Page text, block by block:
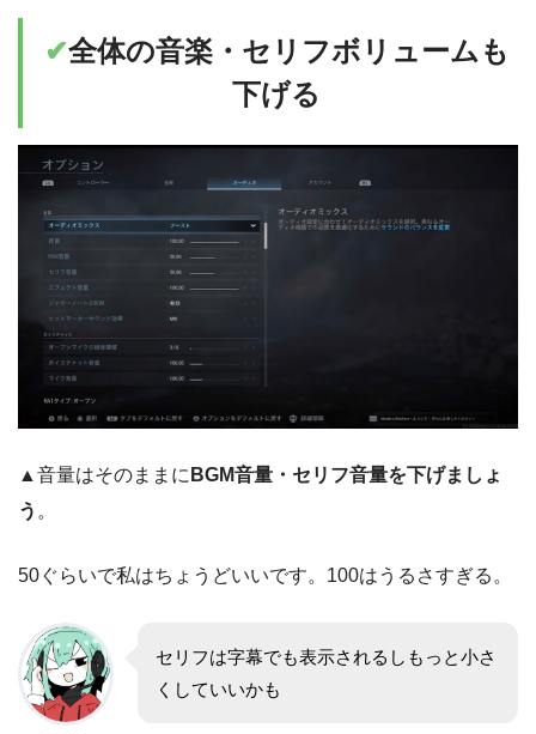
✔︎全体の音楽・セリフボリュームも
下げる
▲音量はそのままに BGM音量・セリフ音量を下げましょ
う 。
50ぐらいで私はちょうどいいです。100はうるさすぎる。
セリフは字幕でも表示されるしもっと小さ
くしていいかも